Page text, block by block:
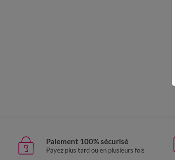
Paiement 100% sécurisé
Payez plus tard ou en plusieurs fois